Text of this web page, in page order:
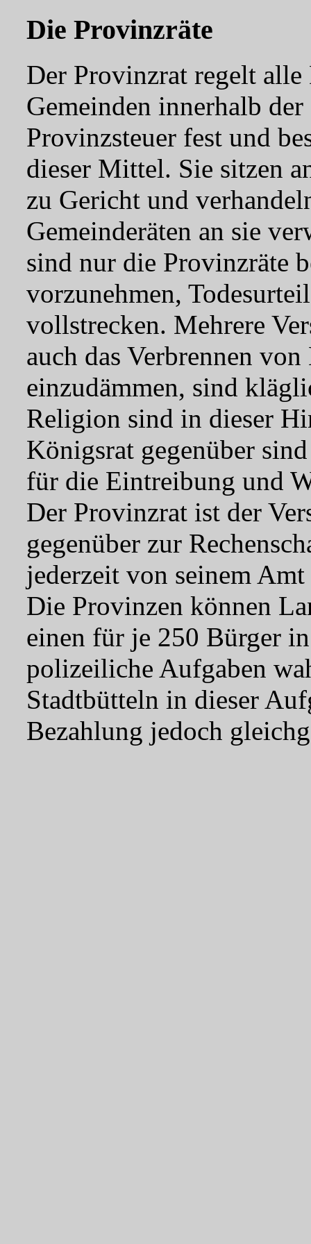
Die Provinzräte
Der Provinzrat regelt
Gemeinden innerhalb
Provinzsteuer fest und
dieser Mittel. Sie sitzen
zu Gericht und
Gemeinderäten an sie
sind nur die Provinzräte
vorzunehmen,
vollstrecken. Mehrere
auch das Verbrennen
einzudämmen, sind
Religion sind in dieser
Königsrat gegenüber
für die Eintreibung und
Der Provinzrat ist der
gegenüber zur
jederzeit von seinem
Die Provinzen können
einen für je 250 Bürger
polizeiliche Aufgaben
Stadtbütteln in dieser
Bezahlung jedoch